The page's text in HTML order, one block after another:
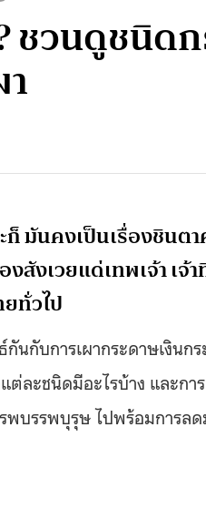
ชวนดูชนิ
มันคงเป็นเรื่องชิน
สังเวยแด่เทพเจ้า เ
ทั่วไป
กับการเผากระดาษเงินก
ละชนิดมีอะไรบ้าง และกา
พบรรพบุรุษ ไปพร้อมการลด